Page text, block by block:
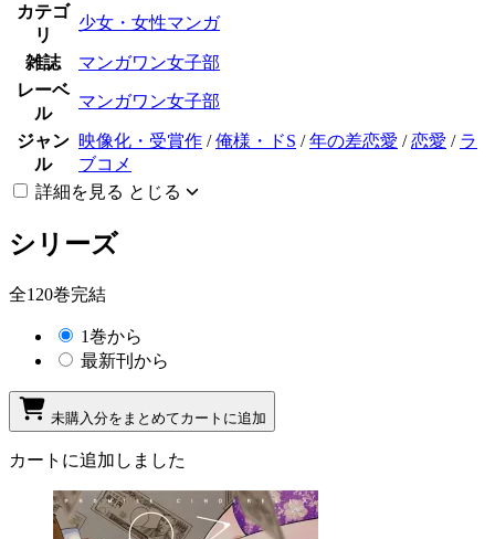
カテゴ
リ
少女・女性マンガ
雑誌
マンガワン女子部
レーベ
ル
マンガワン女子部
ジャン
ル
映像化・受賞作 /俺様・ドS /年の差恋愛 /恋愛 / ラ
ブコメ
詳細を見る とじる
シリーズ
全120巻完結
1巻から
最新刊から
未購入分をまとめてカートに追加
カートに追加しました